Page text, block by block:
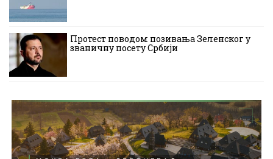
Протест поводом позивања Зеленског у
званичну посету Србији